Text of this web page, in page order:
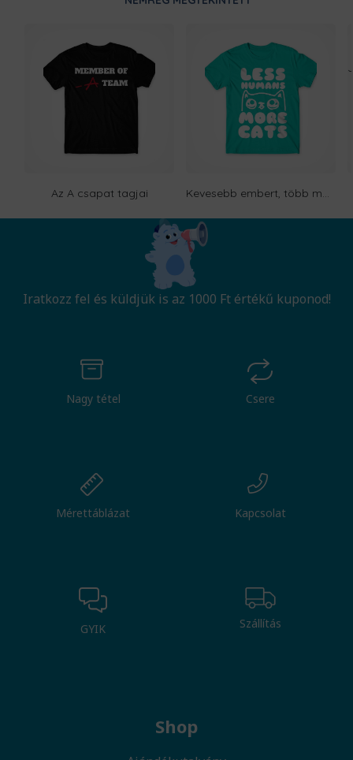
Az A csapat tagjai Kevesebb embert, több macskát
Iratkozz fel és küldjük is az 1000 Ft értékű kuponod!
Nagy tétel Csere
Mérettáblázat Kapcsolat
GYIK Szállítás
Shop